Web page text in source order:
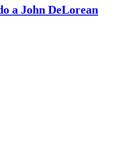
a John DeLorean